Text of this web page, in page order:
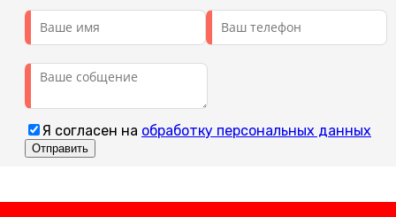
Я согласен на обработку персональных данных